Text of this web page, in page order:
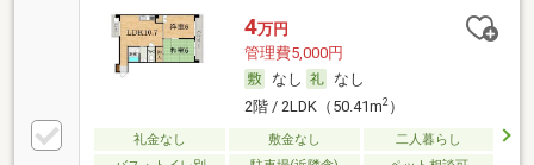
4万円
管理費5,000円
なし
なし
2階 / 2LDK（50.41m2）
礼金なし 敷金なし
二人暮らし